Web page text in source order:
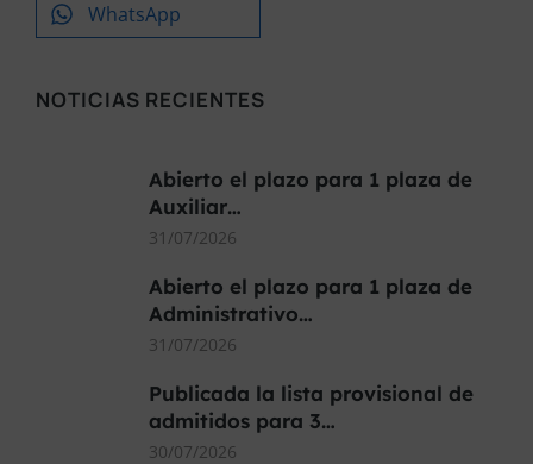
WhatsApp
NOTICIAS RECIENTES
Abierto el plazo para 1 plaza de
Auxiliar…
31/07/2026
Abierto el plazo para 1 plaza de
Administrativo…
31/07/2026
Publicada la lista provisional de
admitidos para 3…
30/07/2026